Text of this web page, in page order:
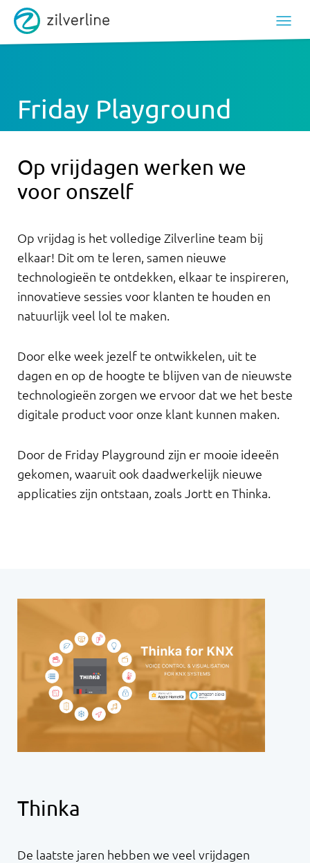
Friday Playground
Op vrijdagen werken we
voor onszelf
Op vrijdag is het volledige Zilverline team bij
elkaar! Dit om te leren, samen nieuwe
technologieën te ontdekken, elkaar te inspireren,
innovatieve sessies voor klanten te houden en
natuurlijk veel lol te maken.
Door elke week jezelf te ontwikkelen, uit te
dagen en op de hoogte te blijven van de nieuwste
technologieën zorgen we ervoor dat we het beste
digitale product voor onze klant kunnen maken.
Door de Friday Playground zijn er mooie ideeën
gekomen, waaruit ook daadwerkelijk nieuwe
applicaties zijn ontstaan, zoals Jortt en Thinka.
Thinka
De laatste jaren hebben we veel vrijdagen